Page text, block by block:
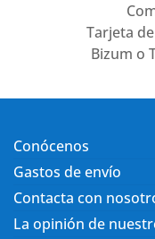
Tarjeta
Bizum o
Conócenos
Gastos de envío
Contacta con
La opinión de